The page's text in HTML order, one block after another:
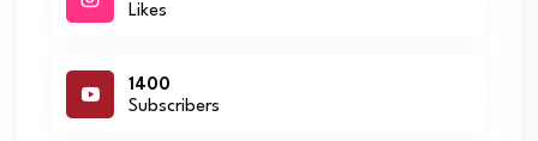
Likes
1400
Subscribers